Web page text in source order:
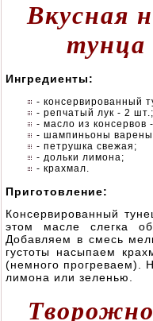
Вкусная
тунца
Ингредиенты:
- консервированный
- репчатый лук - 2 шт.;
- масло из консервов
- шампиньоны
- петрушка свежая;
- дольки лимона;
- крахмал.
Приготовление:
Консервированный
этом масле слегка
Добавляем в смесь
густоты насыпаем
(немного прогреваем).
лимона или зеленью.